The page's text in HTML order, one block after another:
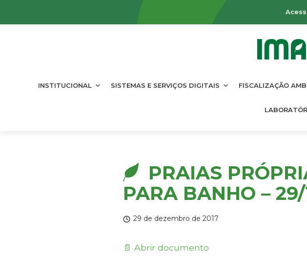
INSTITUCIONAL SISTEMAS E SERVIÇOS DIGITAIS FISCALIZAÇÃO
PRAIAS
PARA BANHO –
29 de dezembro de 2017
📄 Abrir documento